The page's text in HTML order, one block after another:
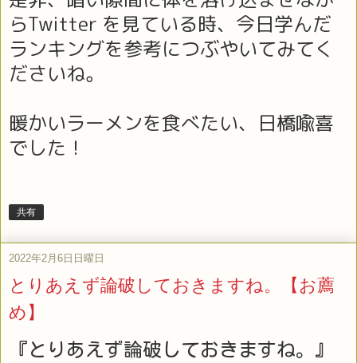
らTwitter を見ている時、今日学んだ
ランキングを参考につぶやいてみてく
ださいね。
暖かいラーメンを食べたい、日橋喩喜
でした！
共有
2022年2月6日日曜日
とりあえず論破しておきますね。【お薦
め】
『とりあえず論破しておきますね。』